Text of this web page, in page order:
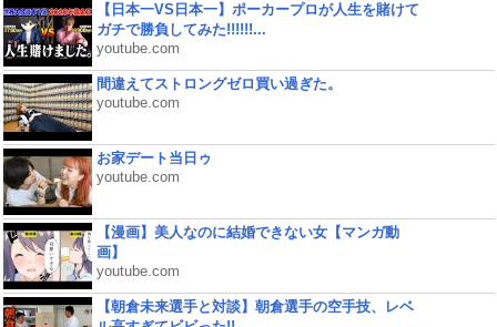
【日本一VS日本一】ポーカープロが人生を賭けて
ガチで勝負してみた!!!!!!...
youtube.com
間違えてストロングゼロ買い過ぎた。
youtube.com
お家デート当日ゥ
youtube.com
【漫画】美人なのに結婚できない女【マンガ動
画】
youtube.com
【朝倉未来選手と対談】朝倉選手の空手技、レベ